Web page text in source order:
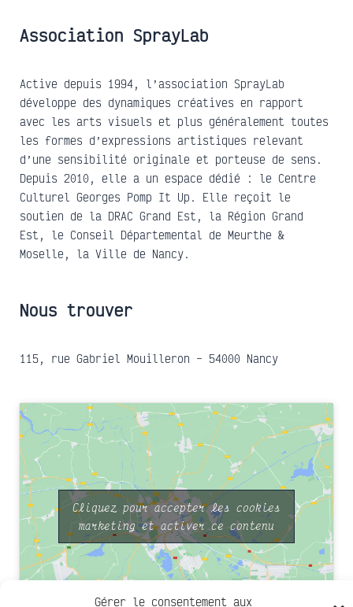
Gérer le consentement aux
Association SprayLab
Active depuis 1994, l’association SprayLab
développe des dynamiques créatives en rapport
avec les arts visuels et plus généralement toutes
les formes d’expressions artistiques relevant
d’une sensibilité originale et porteuse de sens.
Depuis 2010, elle a un espace dédié : le Centre
Culturel Georges Pomp It Up. Elle reçoit le
soutien de la DRAC Grand Est, la Région Grand
Est, le Conseil Départemental de Meurthe &
Moselle, la Ville de Nancy.
Nous trouver
115, rue Gabriel Mouilleron – 54000 Nancy
Cliquez pour accepter les cookies
marketing et activer ce contenu